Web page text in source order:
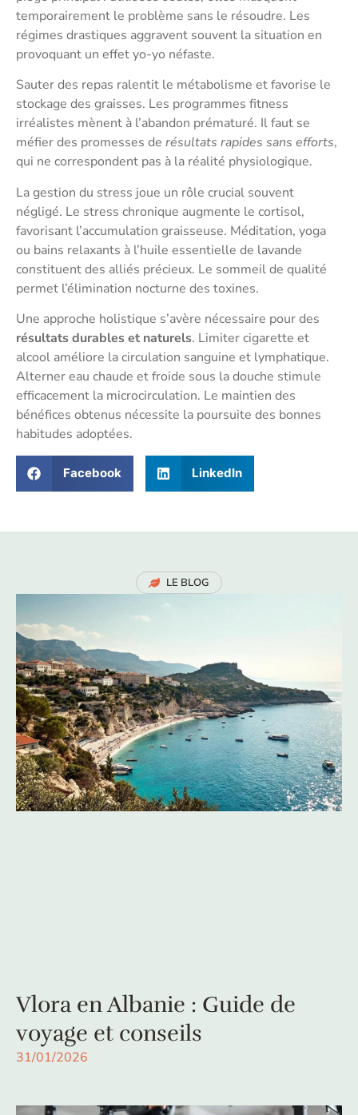
temporairement le problème sans le résoudre. Les
régimes drastiques aggravent souvent la situation en
provoquant un effet yo-yo néfaste.
Sauter des repas ralentit le métabolisme et favorise le
stockage des graisses. Les programmes fitness
irréalistes mènent à l’abandon prématuré. Il faut se
méfier des promesses de résultats rapides sans efforts,
qui ne correspondent pas à la réalité physiologique.
La gestion du stress joue un rôle crucial souvent
négligé. Le stress chronique augmente le cortisol,
favorisant l’accumulation graisseuse. Méditation, yoga
ou bains relaxants à l’huile essentielle de lavande
constituent des alliés précieux. Le sommeil de qualité
permet l’élimination nocturne des toxines.
Une approche holistique s’avère nécessaire pour des
résultats durables et naturels. Limiter cigarette et
alcool améliore la circulation sanguine et lymphatique.
Alterner eau chaude et froide sous la douche stimule
efficacement la microcirculation. Le maintien des
bénéfices obtenus nécessite la poursuite des bonnes
habitudes adoptées.
Facebook LinkedIn
LE BLOG
Vlora en Albanie : Guide de
voyage et conseils
31/01/2026